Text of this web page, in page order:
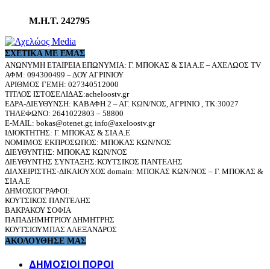
Μ.Η.Τ. 242795
ΣΧΕΤΙΚΆ ΜΕ ΕΜΆΣ
ΑΝΩΝΥΜΗ ΕΤΑΙΡΕΙΑ ΕΠΩΝΥΜΙΑ: Γ. ΜΠΟΚΑΣ & ΣΙΑ Α.Ε – ΑΧΕΛΩΟΣ TV
ΑΦΜ: 094300499 – ΔΟΥ ΑΓΡΙΝΙΟΥ
ΑΡΙΘΜΟΣ ΓΕΜΗ: 027340512000
ΤΙΤΛΟΣ ΙΣΤΟΣΕΛΙΔΑΣ:acheloostv.gr
ΕΔΡΑ-ΔΙΕΥΘΥΝΣΗ: ΚΑΒΑΦΗ 2 – ΑΓ. ΚΩΝ/ΝΟΣ, ΑΓΡΙΝΙΟ , ΤΚ:30027
ΤΗΛΕΦΩΝΟ: 2641022803 – 58800
E-MAIL: bokas@otenet.gr, info@axeloostv.gr
ΙΔΙΟΚΤΗΤΗΣ: Γ. ΜΠΟΚΑΣ & ΣΙΑ Α.Ε
ΝΟΜΙΜΟΣ ΕΚΠΡΟΣΩΠΟΣ: ΜΠΟΚΑΣ ΚΩΝ/ΝΟΣ
ΔΙΕΥΘΥΝΤΗΣ: ΜΠΟΚΑΣ ΚΩΝ/ΝΟΣ
ΔΙΕΥΘΥΝΤΗΣ ΣΥΝΤΑΞΗΣ:ΚΟΥΤΣΙΚΟΣ ΠΑΝΤΕΛΗΣ
ΔΙΑΧΕΙΡΙΣΤΗΣ-ΔΙΚΑΙΟΥΧΟΣ domain: ΜΠΟΚΑΣ ΚΩΝ/ΝΟΣ – Γ. ΜΠΟΚΑΣ &
ΣΙΑ Α.Ε
ΔΗΜΟΣΙΟΓΡΑΦΟΙ:
ΚΟΥΤΣΙΚΟΣ ΠΑΝΤΕΛΗΣ
ΒΑΚΡΑΚΟΥ ΣΟΦΙΑ
ΠΑΠΑΔΗΜΗΤΡΙΟΥ ΔΗΜΗΤΡΗΣ
ΚΟΥΤΣΙΟΥΜΠΑΣ ΑΛΕΞΑΝΔΡΟΣ
ΑΚΟΛΟΥΘΗΣΕ ΜΑΣ
ΔΗΜΟΣΙΟΙ ΠΟΡΟΙ